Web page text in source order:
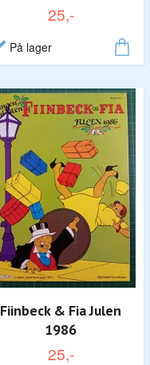
25,-
På lager
Fiinbeck & Fia Julen
1986
25,-